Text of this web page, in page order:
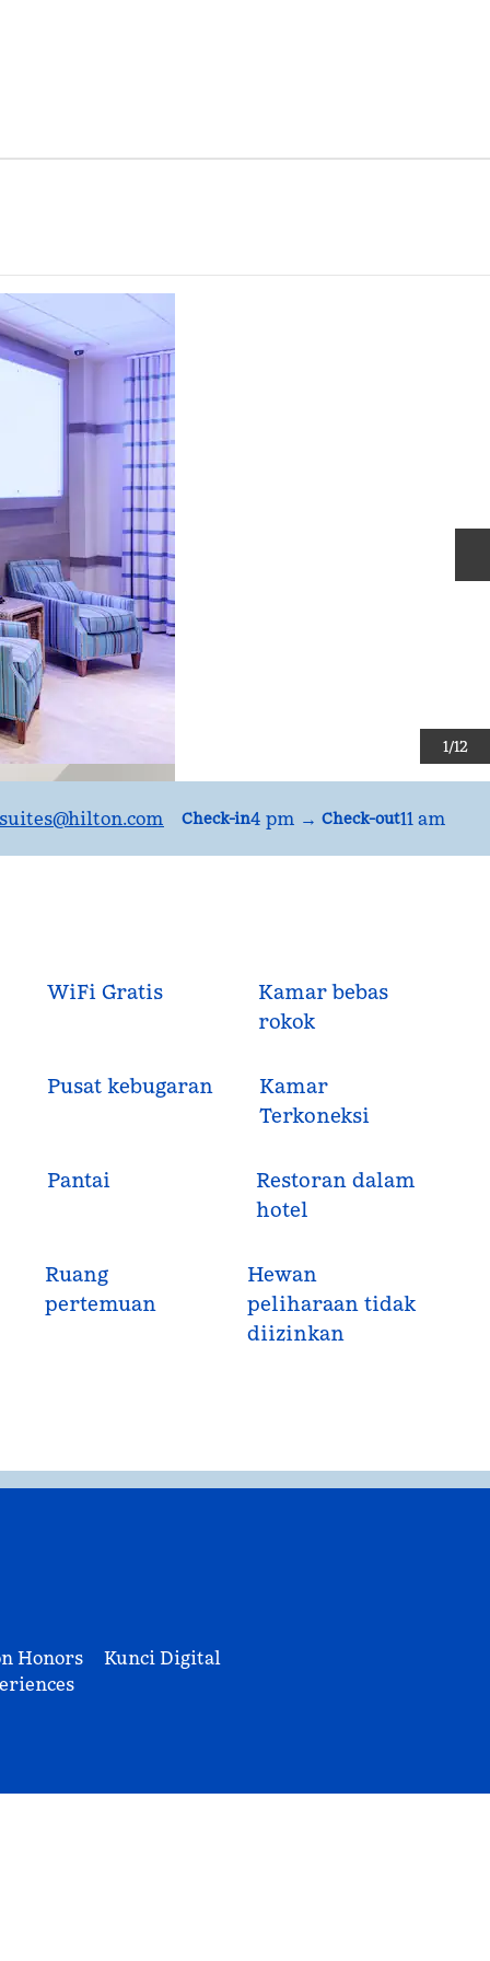
1/12
@hilton.com Check-in4 pm → Check-out11 am
WiFi Gratis
Kamar bebas
rokok
Pusat kebugaran
Kamar
Terkoneksi
Pantai
Restoran dalam
hotel
Ruang
pertemuan
Hewan
peliharaan tidak
diizinkan
Honors
Kunci Digital